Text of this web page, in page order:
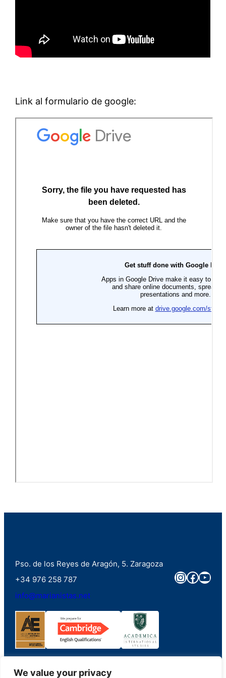
We value your privacy
Link al formulario de google:
Pso. de los Reyes de Aragón, 5. Zaragoza
+34 976 258 787
info@marianistas.net